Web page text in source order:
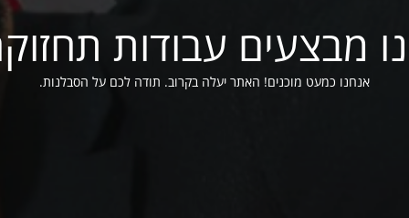
מבצעים עבודות
אנחנו כמעט מוכנים! האתר יעלה בקרוב. תודה לכם על הסבלנות.